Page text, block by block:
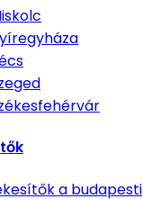
a budapesti